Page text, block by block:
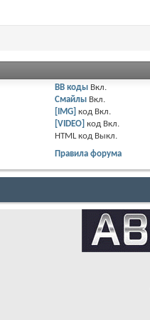
BB коды Вкл.
Смайлы Вкл.
[IMG] код Вкл.
[VIDEO] код Вкл.
HTML код Выкл.
Правила форума